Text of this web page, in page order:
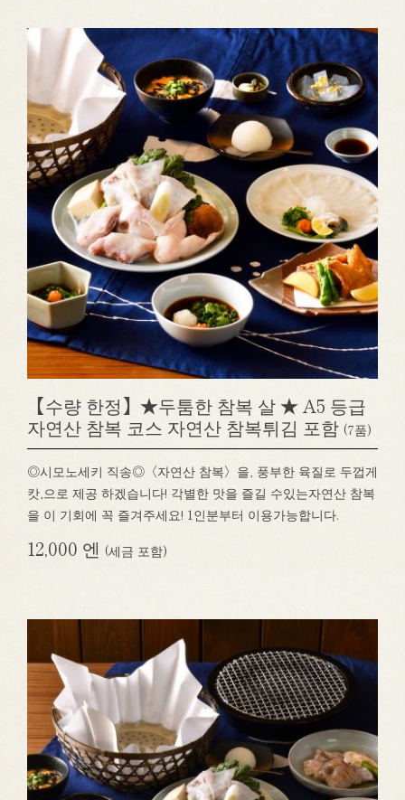
【수량 한정】★두툼한 참복 살 ★ A5 등급
자연산 참복 코스 자연산 참복튀김 포함 (7품)
◎시모노세키 직송◎〈자연산 참복〉을, 풍부한 육질로 두껍게
캇,으로 제공 하겠습니다! 각별한 맛을 즐길 수있는자연산 참복
을 이 기회에 꼭 즐겨주세요! 1인분부터 이용가능합니다.
12,000 엔 (세금 포함)